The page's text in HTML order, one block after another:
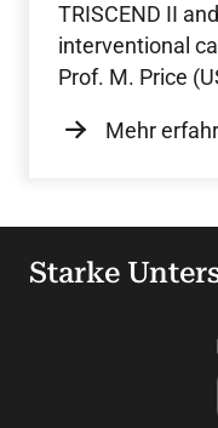
TRISCEND II
interventional
Prof. M. Price
Mehr
Starke